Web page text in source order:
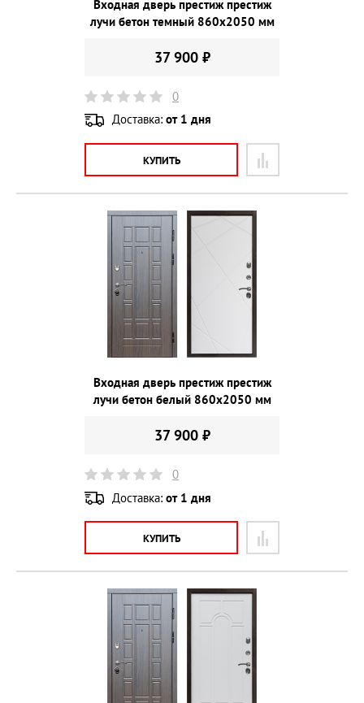
Входная дверь престиж престиж
лучи бетон темный 860х2050 мм
37 900 ₽
0
Доставка: от 1 дня
КУПИТЬ
Входная дверь престиж престиж
лучи бетон белый 860х2050 мм
37 900 ₽
0
Доставка: от 1 дня
КУПИТЬ